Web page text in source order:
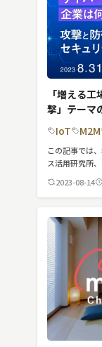
「増える
撃」テーマ
IoT
M2M
この記事では
ス活用研究所
すく簡潔に紹介
2023-08-14